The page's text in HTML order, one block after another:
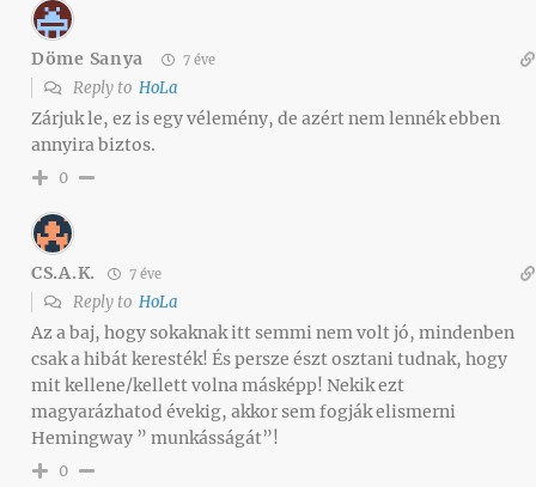
Döme Sanya 7 éve
Reply to HoLa
Zárjuk le, ez is egy vélemény, de azért nem lennék ebben
annyira biztos.
0
CS.A.K. 7 éve
Reply to HoLa
Az a baj, hogy sokaknak itt semmi nem volt jó, mindenben
csak a hibát keresték! És persze észt osztani tudnak, hogy
mit kellene/kellett volna másképp! Nekik ezt
magyarázhatod évekig, akkor sem fogják elismerni
Hemingway ” munkásságát”!
0